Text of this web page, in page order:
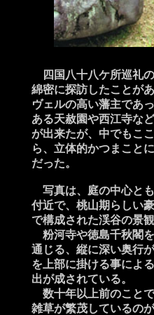
四国八十八ケ所巡礼
綿密に探訪したことが
ヴェルの高い藩主であ
ある天赦園や西江寺な
が出来たが、中でもこ
ら、立体的かつまこと
だった。
写真は、庭の中心と
付近で、桃山期らしい
で構成された渓谷の景
粉河寺や徳島千秋閣
通じる、縦に深い奥行
を上部に掛ける事によ
出が成されている。
数十年以上前のこと
雑草が繁茂しているの